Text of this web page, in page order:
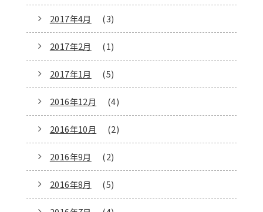
2017年4月 (3)
2017年2月 (1)
2017年1月 (5)
2016年12月 (4)
2016年10月 (2)
2016年9月 (2)
2016年8月 (5)